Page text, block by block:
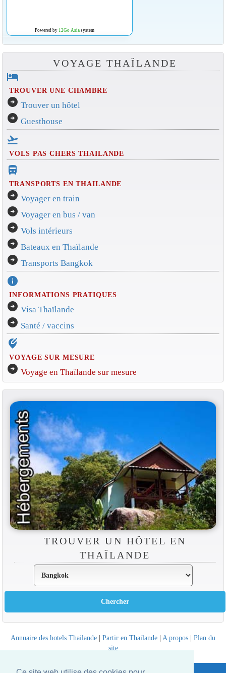
Powered by 12Go Asiasystem
VOYAGE THAÏLANDE
hotel
TROUVER UNE CHAMBRE
arrow_circle_right Trouver un hôtel
arrow_circle_right Guesthouse
flight_takeoff
VOLS PAS CHERS THAILANDE
directions_bus_filled
TRANSPORTS EN THAILANDE
arrow_circle_right Voyager en train
arrow_circle_right Voyager en bus / van
arrow_circle_right Vols intérieurs
arrow_circle_right Bateaux en Thaïlande
arrow_circle_right Transports Bangkok
info
INFORMATIONS PRATIQUES
arrow_circle_right Visa Thaïlande
arrow_circle_right Santé / vaccins
edit_location_alt
VOYAGE SUR MESURE
arrow_circle_right Voyage en Thaïlande sur mesure
TROUVER UN HÔTEL EN
THAÏLANDE
Annuaire des hotels Thailande | Partir en Thailande | A propos | Plan du
site